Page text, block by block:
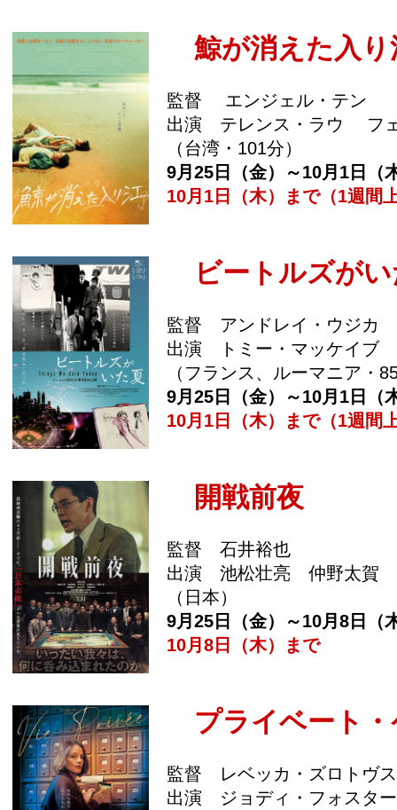
鯨が消えた入り
監督 エンジェル・テン
出演 テレンス・ラウ フ
（台湾・101分）
9月25日（金）～10月1日（
10月1日（木）まで（1週間
ビートルズがい
監督 アンドレイ・ウジカ
出演 トミー・マッケイブ
（フランス、ルーマニア・
9月25日（金）～10月1日（
10月1日（木）まで（1週間
開戦前夜
監督 石井裕也
出演 池松壮亮 仲野太賀
（日本）
9月25日（金）～10月8日（
10月8日（木）まで
プライベート・
監督 レベッカ・ズロトヴ
出演 ジョディ・フォスタ